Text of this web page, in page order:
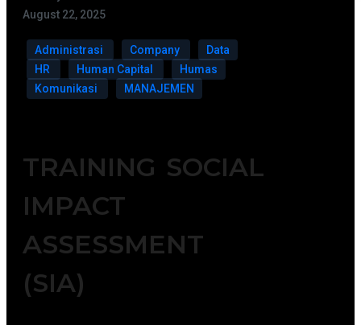
August 22, 2025
Administrasi Company
Data
HR
Human Capital
Humas
Komunikasi
MANAJEMEN
TRAINING SOCIAL
IMPACT
ASSESSMENT
(SIA)